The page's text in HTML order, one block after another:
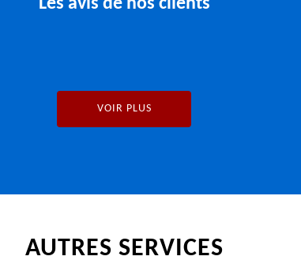
Les avis de nos clients
VOIR PLUS
AUTRES SERVICES